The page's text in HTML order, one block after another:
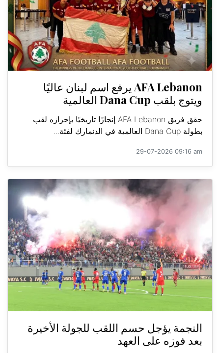
AFA Lebanon يرفع اسم لبنان عاليًا
ويتوج بلقب Dana Cup العالمية
حقق فريق AFA Lebanon إنجازًا تاريخيًا بإحرازه لقب
بطولة Dana Cup العالمية في الدنمارك لفئة...
29-07-2026 09:16 am
النجمة يؤجل حسم اللقب للجولة الأخيرة
بعد فوزه على العهد